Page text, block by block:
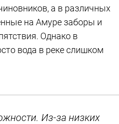
а в различных
на Амуре заборы и
Однако в
вода в реке слишком
Из-за низких